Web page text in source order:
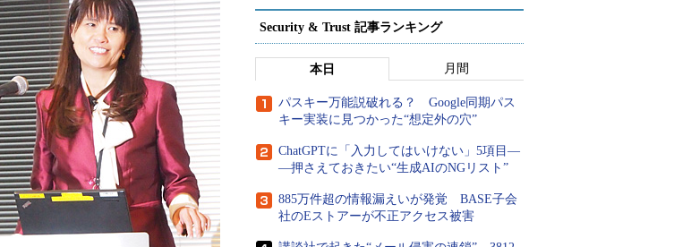
Security & Trust 記事ランキング
本日 月間
パスキー万能説破れる？ Google同期パス
キー実装に見つかった“想定外の穴”
ChatGPTに「入力してはいけない」5項目―
―押さえておきたい“生成AIのNGリスト”
885万件超の情報漏えいが発覚 BASE子会
社のEストアーが不正アクセス被害